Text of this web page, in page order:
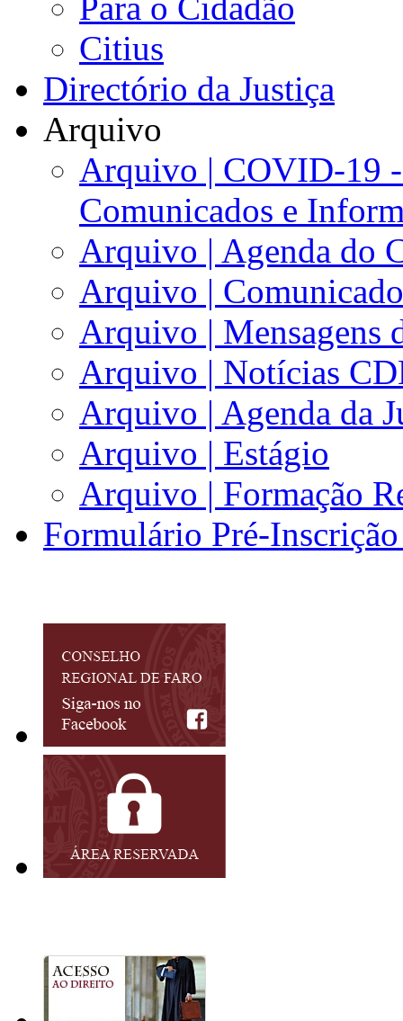
Citius
Directório da Justiça
Arquivo
Arquivo | COVID-19
Comunicados e
Arquivo | Agenda do
Arquivo |
Arquivo | Mensagens
Arquivo | Notícias
Arquivo | Agenda da
Arquivo | Estágio
Arquivo | Formação
Formulário Pré-